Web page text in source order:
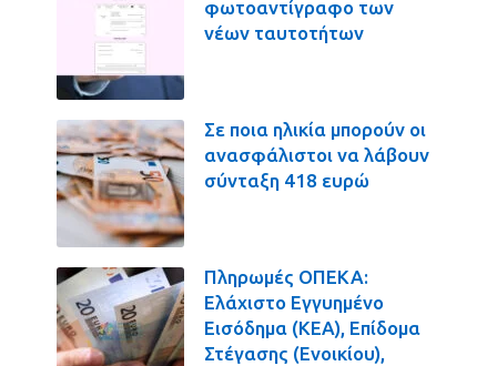
φωτοαντίγραφο των
νέων ταυτοτήτων
Σε ποια ηλικία μπορούν οι
ανασφάλιστοι να λάβουν
σύνταξη 418 ευρώ
Πληρωμές ΟΠΕΚΑ:
Ελάχιστο Εγγυημένο
Εισόδημα (ΚΕΑ), Επίδομα
Στέγασης (Ενοικίου),